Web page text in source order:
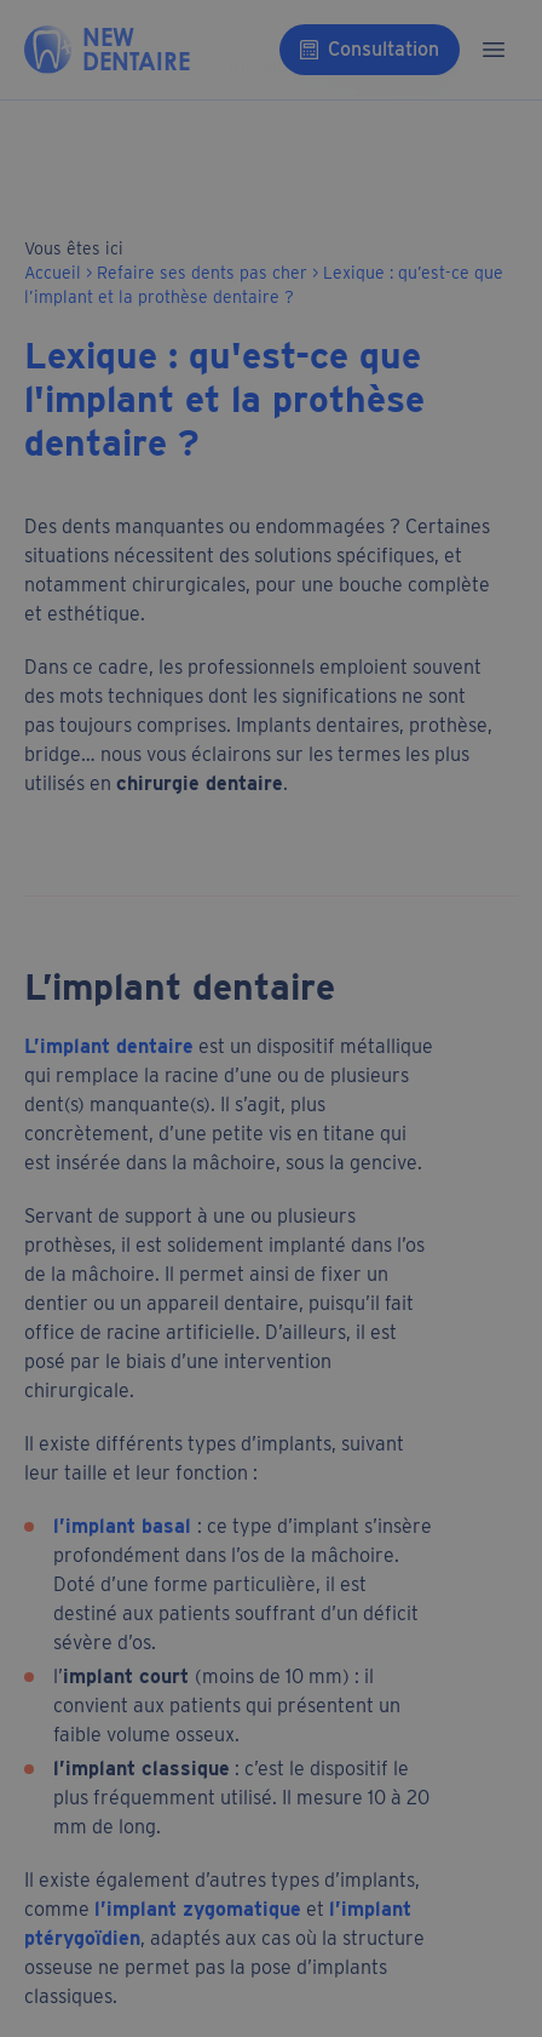
NEW
DENTAIRE
Consultation
Lexique : qu'est-ce que
l'implant et la prothèse
dentaire ?
Des dents manquantes ou endommagées ? Certaines
situations nécessitent des solutions spécifiques, et
notamment chirurgicales, pour une bouche complète
et esthétique.
Dans ce cadre, les professionnels emploient souvent
des mots techniques dont les significations ne sont
pas toujours comprises. Implants dentaires, prothèse,
bridge… nous vous éclairons sur les termes les plus
utilisés en chirurgie dentaire.
Vous êtes ici
Accueil > Refaire ses dents pas cher > Lexique : qu’est-ce que
l’implant et la prothèse dentaire ?
L’implant dentaire
L’implant dentaire est un dispositif métallique
qui remplace la racine d’une ou de plusieurs
dent(s) manquante(s). Il s’agit, plus
concrètement, d’une petite vis en titane qui
est insérée dans la mâchoire, sous la gencive.
Servant de support à une ou plusieurs
prothèses, il est solidement implanté dans l’os
de la mâchoire. Il permet ainsi de fixer un
dentier ou un appareil dentaire, puisqu’il fait
office de racine artificielle. D’ailleurs, il est
posé par le biais d’une intervention
chirurgicale.
Il existe différents types d’implants, suivant
leur taille et leur fonction :
l’implant basal : ce type d’implant s’insère
profondément dans l’os de la mâchoire.
Doté d’une forme particulière, il est
destiné aux patients souffrant d’un déficit
sévère d’os.
l’implant court (moins de 10 mm) : il
convient aux patients qui présentent un
faible volume osseux.
l’implant classique : c’est le dispositif le
plus fréquemment utilisé. Il mesure 10 à 20
mm de long.
Il existe également d’autres types d’implants,
comme l’implant zygomatique et l’implant
ptérygoïdien, adaptés aux cas où la structure
osseuse ne permet pas la pose d’implants
classiques.